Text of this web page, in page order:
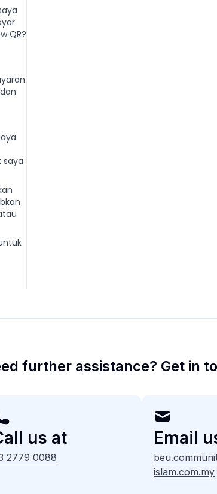
QR?
saya
further assistance? Get in
us at
2779 0088
Email
islam.com.my